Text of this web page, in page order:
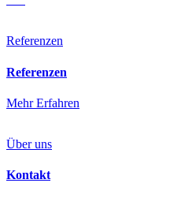
Referenzen
Referenzen
Mehr Erfahren
Über uns
Kontakt